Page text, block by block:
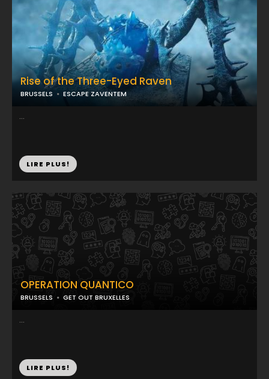
Rise of the Three-Eyed Raven
BRUSSELS ESCAPE ZAVENTEM
...
LIRE PLUS!
OPERATION QUANTICO
BRUSSELS GET OUT BRUXELLES
...
LIRE PLUS!